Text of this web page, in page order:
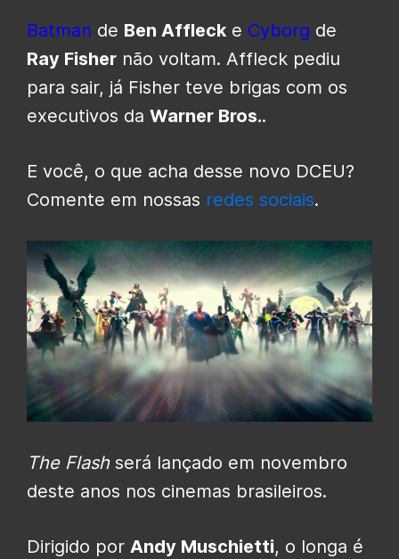
Batman de Ben Affleck e Cyborg de
Ray Fisher não voltam. Affleck pediu
para sair, já Fisher teve brigas com os
executivos da Warner Bros..
E você, o que acha desse novo DCEU?
Comente em nossas redes sociais.
The Flashserá lançado em novembro
deste anos nos cinemas brasileiros.
Dirigido por Andy Muschietti, o longa é